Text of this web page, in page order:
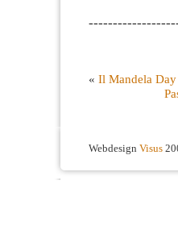
« Il Mandela Day
Webdesign Visus